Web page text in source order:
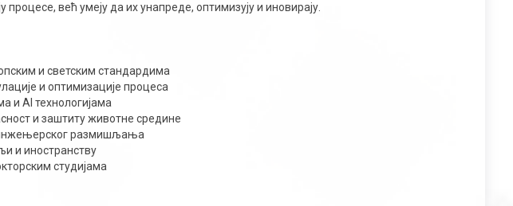
већ умеју да их унапреде, оптимизују и иновирају.
и светским стандардима
и оптимизације процеса
и AI технологијама
и заштиту животне средине
инжењерског размишљања
и иностранству
студијама